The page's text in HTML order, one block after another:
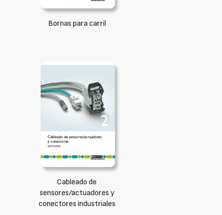
Bornas para carril
Cableado de
sensores/actuadores y
conectores industriales